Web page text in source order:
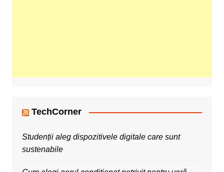
TechCorner
Studenții aleg dispozitivele digitale care sunt
sustenabile